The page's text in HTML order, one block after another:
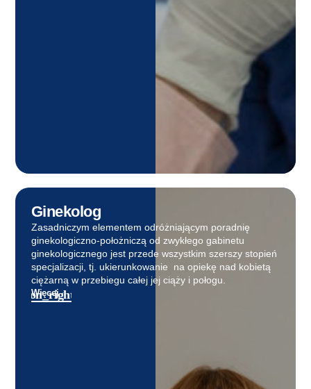
Ginekolog
Zasadniczym elementem odróżniającym poradnię
ginekologiczno-położniczą od zwykłego gabinetu
ginekologicznego jest przede wszystkim szerszy stopień
specjalizacji, tj. ukierunkowanie na opiekę nad kobietą
ciężarną w przebiegu całej jej ciąży i połogu.
Więcej